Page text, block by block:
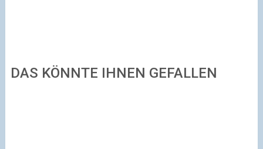
DAS KÖNNTE IHNEN GEFALLEN